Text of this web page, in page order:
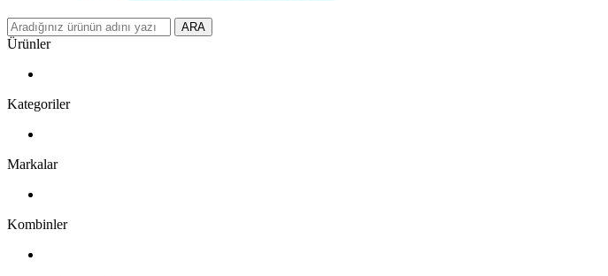
ARA
Ürünler
Kategoriler
Markalar
Kombinler